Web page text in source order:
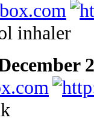
inhaler